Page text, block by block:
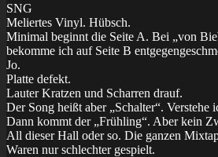
SNG
Meliertes Vinyl. Hübsch.
Minimal beginnt die Seite A. Bei „von
bekomme ich auf Seite B
Jo.
Platte defekt.
Lauter Kratzen und Scharren drauf.
Der Song heißt aber „Schalter“. Verstehe
Dann kommt der „Frühling“. Aber kein
All dieser Hall oder so. Die ganzen
Waren nur schlechter gespielt.